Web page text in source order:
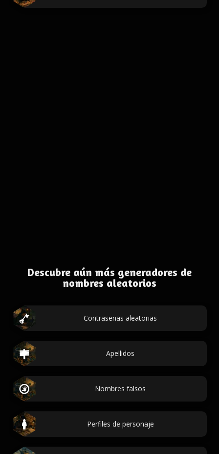
Descubre aún más generadores de
nombres aleatorios
Contraseñas aleatorias
Apellidos
Nombres falsos
Perfiles de personaje